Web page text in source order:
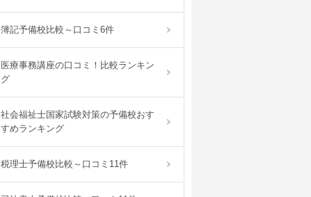
簿記予備校比較～口コミ6件
医療事務講座の口コミ！比較ランキン
グ
社会福祉士国家試験対策の予備校おす
すめランキング
税理士予備校比較～口コミ11件